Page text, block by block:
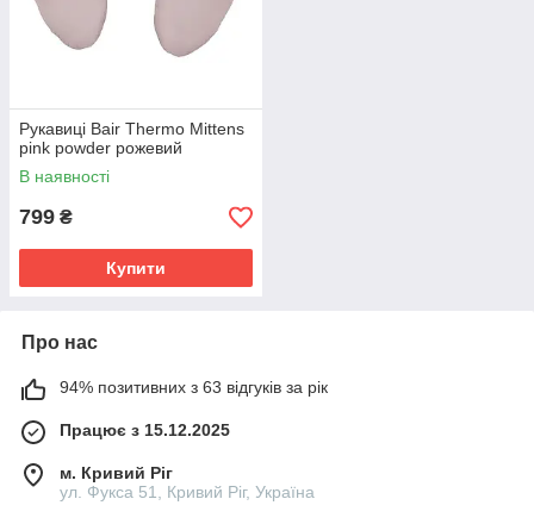
Рукавиці Bair Thermo Mittens
pink powder рожевий
В наявності
799 ₴
Купити
Про нас
94% позитивних з 63 відгуків за рік
Працює з 15.12.2025
м. Кривий Ріг
ул. Фукса 51, Кривий Ріг, Україна